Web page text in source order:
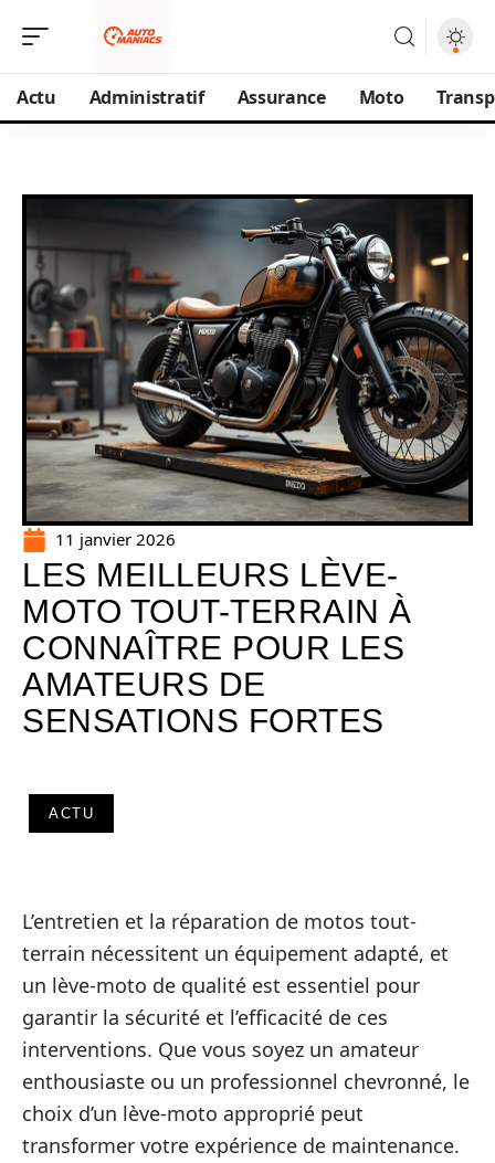
Actu Administratif Assurance Moto
11 janvier 2026
LES MEILLEURS LÈVE-
MOTO TOUT-TERRAIN À
CONNAÎTRE POUR LES
AMATEURS DE
SENSATIONS FORTES
ACTU
L’entretien et la réparation de motos tout-
terrain nécessitent un équipement adapté, et
un lève-moto de qualité est essentiel pour
garantir la sécurité et l’efficacité de ces
interventions. Que vous soyez un amateur
enthousiaste ou un professionnel chevronné, le
choix d’un lève-moto approprié peut
transformer votre expérience de maintenance.